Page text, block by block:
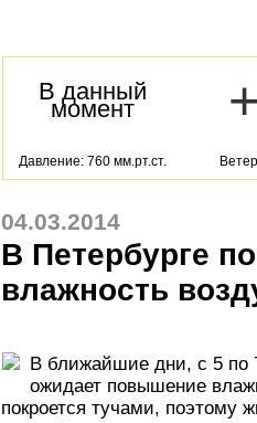
В данный
момент
Давление: 760 мм.рт.ст.
04.03.2014
В Петербурге
влажность
В ближайшие дни, с 5 по
ожидает повышение
покроется тучами, поэтому